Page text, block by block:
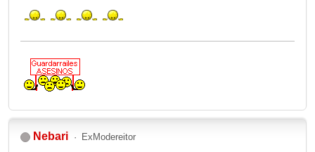
Nebari ExModereitor